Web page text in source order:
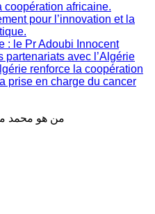
coopération africaine.
pour l’innovation et la
: le Pr Adoubi Innocent
partenariats avec l’Algérie
renforce la coopération
prise en charge du cancer
من هو محمد